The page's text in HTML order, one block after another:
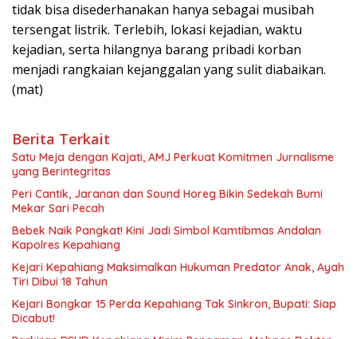
tidak bisa disederhanakan hanya sebagai musibah
tersengat listrik. Terlebih, lokasi kejadian, waktu
kejadian, serta hilangnya barang pribadi korban
menjadi rangkaian kejanggalan yang sulit diabaikan.
(mat)
Berita Terkait
Satu Meja dengan Kajati, AMJ Perkuat Komitmen Jurnalisme
yang Berintegritas
Peri Cantik, Jaranan dan Sound Horeg Bikin Sedekah Bumi
Mekar Sari Pecah
Bebek Naik Pangkat! Kini Jadi Simbol Kamtibmas Andalan
Kapolres Kepahiang
Kejari Kepahiang Maksimalkan Hukuman Predator Anak, Ayah
Tiri Dibui 18 Tahun
Kejari Bongkar 15 Perda Kepahiang Tak Sinkron, Bupati: Siap
Dicabut!